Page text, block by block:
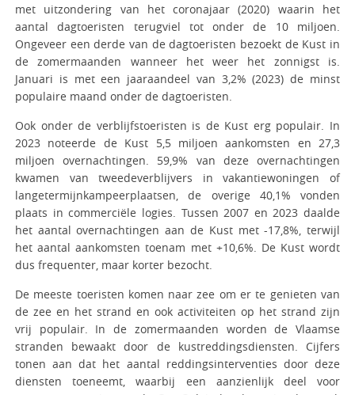
met uitzondering van het coronajaar (2020) waarin het
aantal dagtoeristen terugviel tot onder de 10 miljoen.
Ongeveer een derde van de dagtoeristen bezoekt de Kust in
de zomermaanden wanneer het weer het zonnigst is.
Januari is met een jaaraandeel van 3,2% (2023) de minst
populaire maand onder de dagtoeristen.
Ook onder de verblijfstoeristen is de Kust erg populair. In
2023 noteerde de Kust 5,5 miljoen aankomsten en 27,3
miljoen overnachtingen. 59,9% van deze overnachtingen
kwamen van tweedeverblijvers in vakantiewoningen of
langetermijnkampeerplaatsen, de overige 40,1% vonden
plaats in commerciële logies. Tussen 2007 en 2023 daalde
het aantal overnachtingen aan de Kust met -17,8%, terwijl
het aantal aankomsten toenam met +10,6%. De Kust wordt
dus frequenter, maar korter bezocht.
De meeste toeristen komen naar zee om er te genieten van
de zee en het strand en ook activiteiten op het strand zijn
vrij populair. In de zomermaanden worden de Vlaamse
stranden bewaakt door de kustreddingsdiensten. Cijfers
tonen aan dat het aantal reddingsinterventies door deze
diensten toeneemt, waarbij een aanzienlijk deel voor